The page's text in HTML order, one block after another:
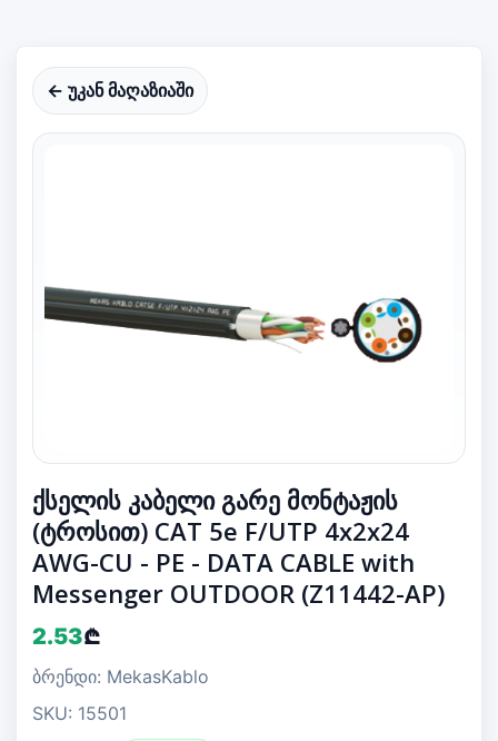
← უკან მაღაზიაში
ქსელის კაბელი გარე მონტაჟის
(ტროსით) CAT 5e F/UTP 4x2x24
AWG-CU - PE - DATA CABLE with
Messenger OUTDOOR (Z11442-AP)
2.53₾
ბრენდი: MekasKablo
SKU: 15501